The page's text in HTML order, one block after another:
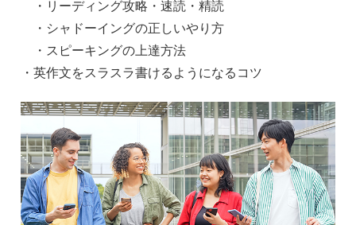
・リーディング攻略・速読・精読
・シャドーイングの正しいやり方
・スピーキングの上達方法
・英作文をスラスラ書けるようになるコツ